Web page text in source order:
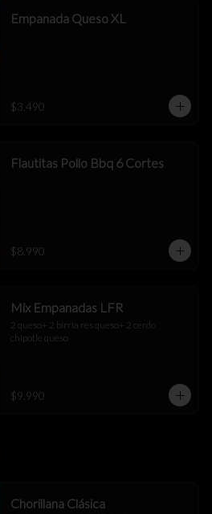
Empanada Queso XL
$3.490
Flautitas Pollo Bbq 6 Cortes
$8.990
Mix Empanadas LFR
2 queso+ 2 birria res queso+ 2 cerdo
chipotle queso
$9.990
Chorillana Clásica